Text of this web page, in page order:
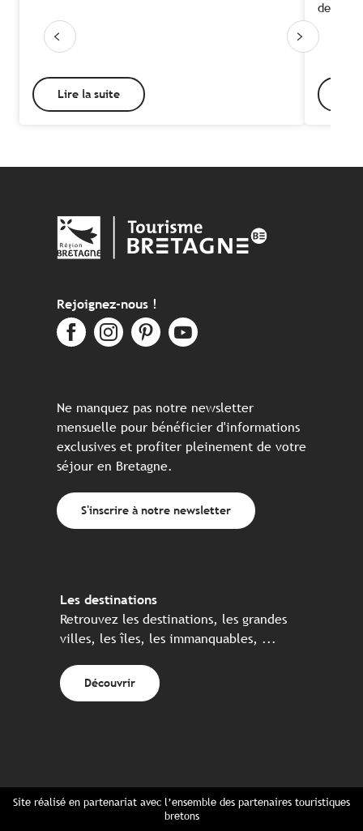
Lire la suite
Rejoignez-nous !
Ne manquez pas notre newsletter
mensuelle pour bénéficier d'informations
exclusives et profiter pleinement de votre
séjour en Bretagne.
S'inscrire à notre newsletter
Les destinations
Retrouvez les destinations, les grandes
villes, les îles, les immanquables, ...
Découvrir
Site réalisé en partenariat avec l’ensemble des partenaires touristiques
bretons